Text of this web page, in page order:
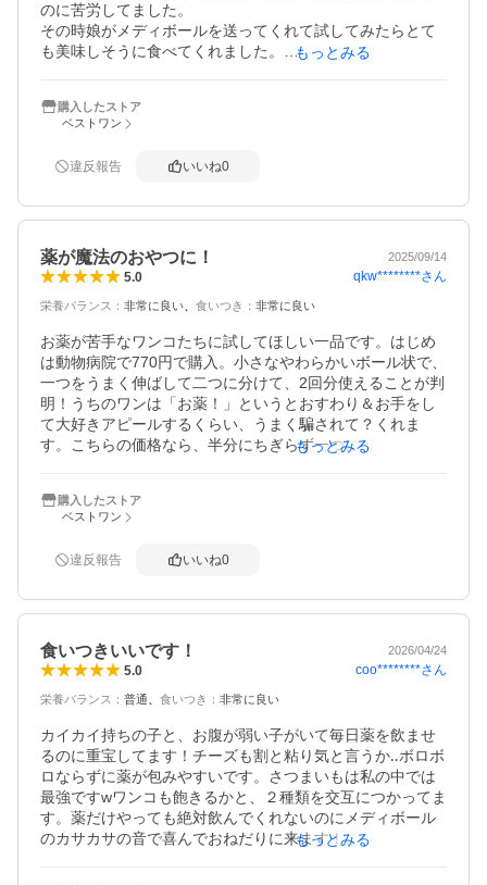
のに苦労してました。
その時娘がメディボールを送ってくれて試してみたらとて
も美味しそうに食べてくれました。
す。
投薬のストレスがなくなりました。
もっとみる
購入したストア
ベストワン
違反報告 いいね0
薬が魔法のおやつに！ 2025/09/14
5.0 qkw********さん
栄養バランス ： 非常に良い 食いつき ： 非常に良い
お薬が苦手なワンコたちに試してほしい一品です。はじめ
は動物病院で770円で購入。小さなやわらかいボール状で、
一つをうまく伸ばして二つに分けて、2回分使えることが判
明！うちのワンは「お薬！」というとおすわり＆お手をし
て大好きアピールするくらい、うまく騙されて？くれま
す。こちらの価格なら、半分にちぎらず一つに薬をくるん
もっとみる
購入したストア
ベストワン
違反報告 いいね0
食いつきいいです！ 2026/04/24
5.0 coo********さん
栄養バランス ： 普通 食いつき ： 非常に良い
カイカイ持ちの子と、お腹が弱い子がいて毎日薬を飲ませ
るのに重宝してます！チーズも割と粘り気と言うか‥ボロボ
ロならずに薬が包みやすいです。さつまいもは私の中では
最強ですwワンコも飽きるかと、２種類を交互につかってま
す。薬だけやっても絶対飲んでくれないのにメディボール
のカサカサの音で喜んでおねだりに来ます！こちらが何処
もっとみる